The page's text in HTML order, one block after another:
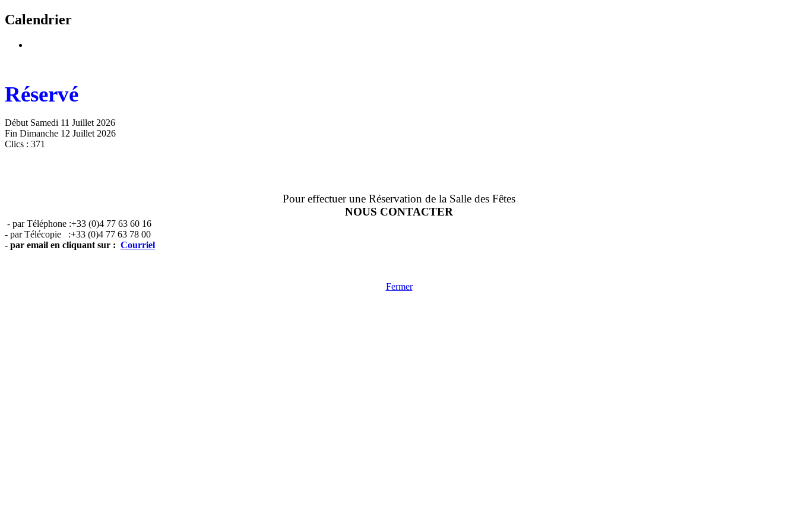
Calendrier
Réservé
Début Samedi 11 Juillet 2026
Fin Dimanche 12 Juillet 2026
Clics : 371
Pour effectuer une Réservation de la Salle des Fêtes
NOUS CONTACTER
- par Téléphone :+33 (0)4 77 63 60 16
- par Télécopie :+33 (0)4 77 63 78 00
- par email en cliquant sur : Courriel
Fermer